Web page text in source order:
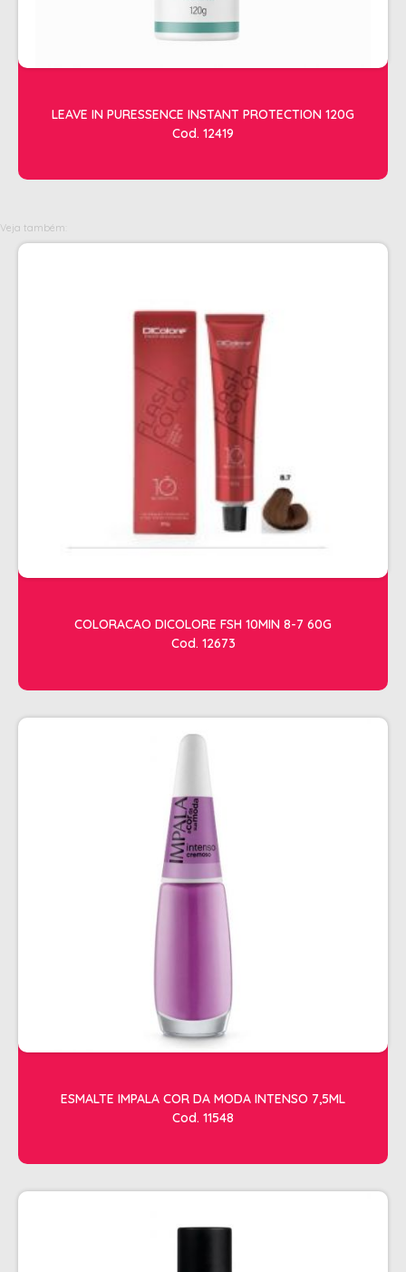
OLEOS
ALCOOL
DETERGENTE ENZIMÁTICO
LUVAS + MASCARAS
PROTETORES SOLAR + DESODORANTE
REMOVEDOR DE TINTURA
TOALHA
MANICURE
ACESSORIOS
ALICATES
AMOLECEDOR DE CUTICULAS
CREMES
DESCARTAVEIS
LUVAS E SAPATILHAS C/CREME
MOVEIS
CABELELEIRO
ESTETICA
LAVATORIOS + ACESSORIOS
MACAS
MANICURE
POLTRONAS + ACESSORIOS
LEAVE IN PURESSENCE INSTANT PROTECTION 120G
Cod. 12419
Veja também:
COLORACAO DICOLORE FSH 10MIN 8-7 60G
Cod. 12673
ESMALTE IMPALA COR DA MODA INTENSO 7,5ML
Cod. 11548